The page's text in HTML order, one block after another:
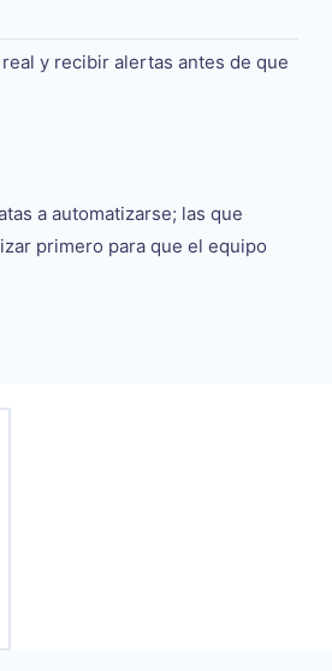
y recibir alertas antes de que
a automatizarse; las que
primero para que el equipo